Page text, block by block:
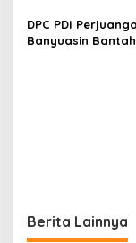
o
Kabupaten Lahat
Benar
DPC PDI
Banyuasin
Berita Lainnya